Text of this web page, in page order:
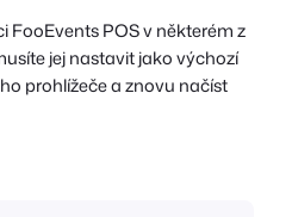
POS v některém z
jej nastavit jako výchozí
prohlížeče a znovu načíst